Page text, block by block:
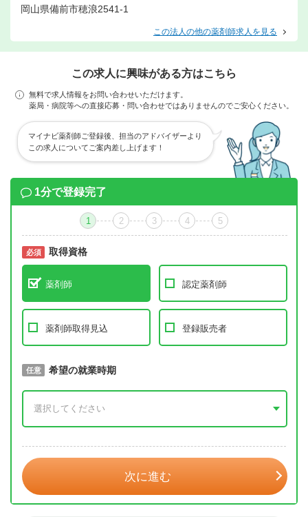
岡山県備前市穂浪2541-1
この法人の他の薬剤師求人を見る
この求人に興味がある方はこちら
無料で求人情報をお問い合わせいただけます。
薬局・病院等への直接応募・問い合わせではありませんのでご安心ください。
マイナビ薬剤師ご登録後、担当のアドバイザーより
この求人についてご案内差し上げます！
1分で登録完了
1 2 3 4 5
必須 取得資格
薬剤師 認定薬剤師
薬剤師取得見込 登録販売者
必須 取得予定年
任意 希望の就業時期
次に進む